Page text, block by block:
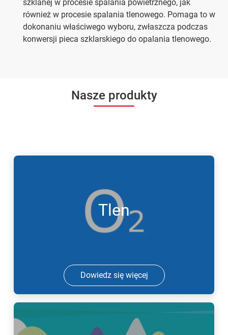
szklanej w procesie spalania powietrznego, jak
również w procesie spalania tlenowego. Pomaga to w
dokonaniu właściwego wyboru, zwłaszcza podczas
konwersji pieca szklarskiego do opalania tlenowego.
Nasze produkty
Tlen
Dowiedz się więcej